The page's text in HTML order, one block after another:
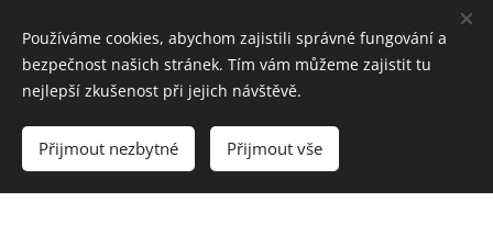
Naše služby
Používáme cookies, abychom zajistili správné fungování a
bezpečnost našich stránek. Tím vám můžeme zajistit tu
nejlepší zkušenost při jejich návštěvě.
Přijmout nezbytné Přijmout vše